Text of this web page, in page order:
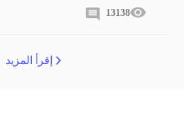
13138
إقرأ المزيد